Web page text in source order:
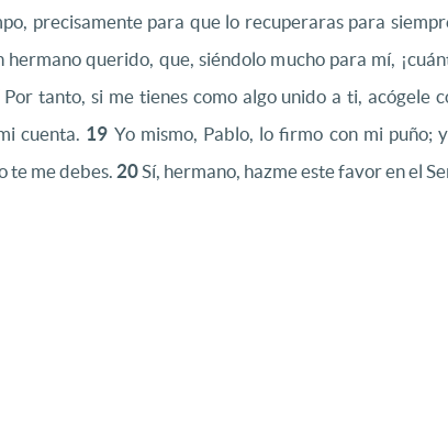
precisamente para que lo recuperaras para
querido, que, siéndolo mucho para mí,
Por tanto, si me tienes como algo unido a ti, acógele
cuenta. 19 Yo mismo, Pablo, lo firmo con mi puño;
te me debes. 20Sí, hermano, hazme este favor en el